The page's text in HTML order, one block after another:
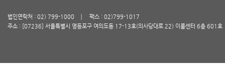
법인연락처 : 02) 799-1000
팩스 : 02)799-1017
주소 : [07236] 서울특별시 영등포구 여의도동 17-13호(의사당대로 22) 이룸센터 6층 601호